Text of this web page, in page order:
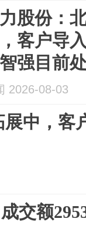
股份：
客户导
强目前
2026-08-03
中，客
交额